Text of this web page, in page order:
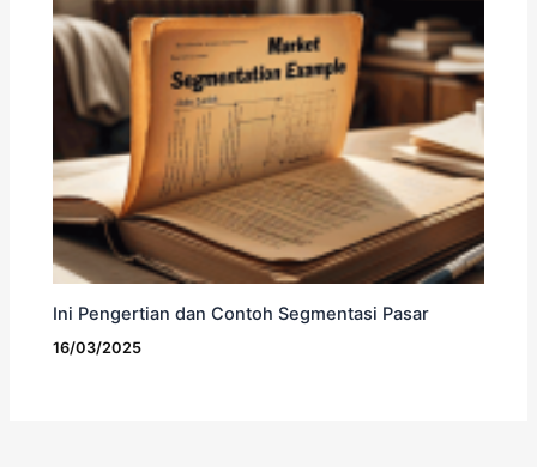
Ini Pengertian dan Contoh Segmentasi Pasar
16/03/2025